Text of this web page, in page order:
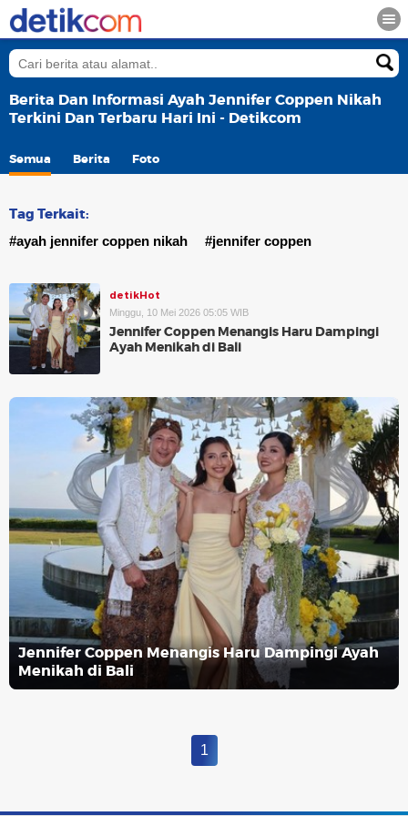
Berita Dan Informasi Ayah Jennifer Coppen Nikah
Terkini Dan Terbaru Hari Ini - Detikcom
Semua Berita Foto
Tag Terkait:
#ayah jennifer coppen nikah #jennifer coppen
detikHot
Minggu, 10 Mei 2026 05:05 WIB
Jennifer Coppen Menangis Haru Dampingi
Ayah Menikah di Bali
Jennifer Coppen Menangis Haru Dampingi Ayah
Menikah di Bali
1